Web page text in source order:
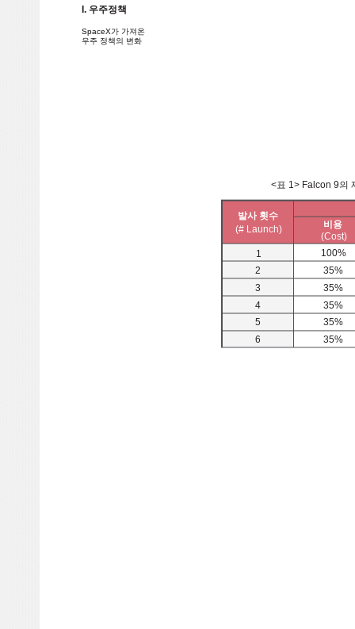
I. 우주정책
SpaceX가 가져온
우주 정책의 변화
<표 1> Falcon 9의
발사 횟수
(# Launch)
비용
(Cost)
1
2
3
4
5
6
100%
35%
35%
35%
35%
35%